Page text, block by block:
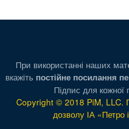
При використанні наших
вкажіть постійне посилання
Підпис для кожної
Copyright © 2018 PiM, LLC.
дозволу ІА «Петро